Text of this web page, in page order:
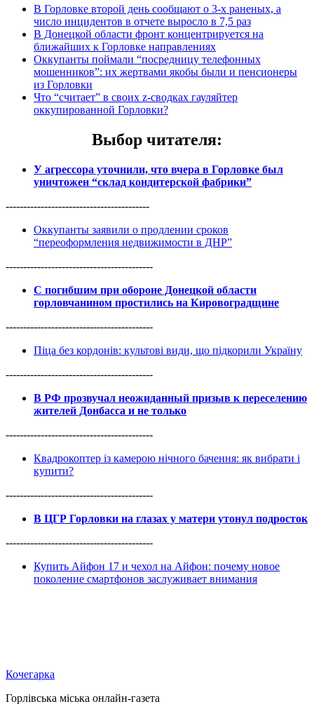
В Горловке второй день сообщают о 3-х раненых, а
число инцидентов в отчете выросло в 7,5 раз
В Донецкой области фронт концентрируется на
ближайших к Горловке направлениях
Оккупанты поймали “посредницу телефонных
мошенников”: их жертвами якобы были и пенсионеры
из Горловки
Что “считает” в своих z-сводках гауляйтер
оккупированной Горловки?
Выбор читателя:
У агрессора уточнили, что вчера в Горловке был
уничтожен “склад кондитерской фабрики”
-----------------------------------------
Оккупанты заявили о продлении сроков
“переоформления недвижимости в ДНР”
------------------------------------------
С погибшим при обороне Донецкой области
горловчанином простились на Кировоградщине
------------------------------------------
Піца без кордонів: культові види, що підкорили Україну
------------------------------------------
В РФ прозвучал неожиданный призыв к переселению
жителей Донбасса и не только
------------------------------------------
Квадрокоптер із камерою нічного бачення: як вибрати і
купити?
------------------------------------------
В ЦГР Горловки на глазах у матери утонул подросток
------------------------------------------
Купить Айфон 17 и чехол на Айфон: почему новое
поколение смартфонов заслуживает внимания
Кочегарка
Горлівська міська онлайн-газета